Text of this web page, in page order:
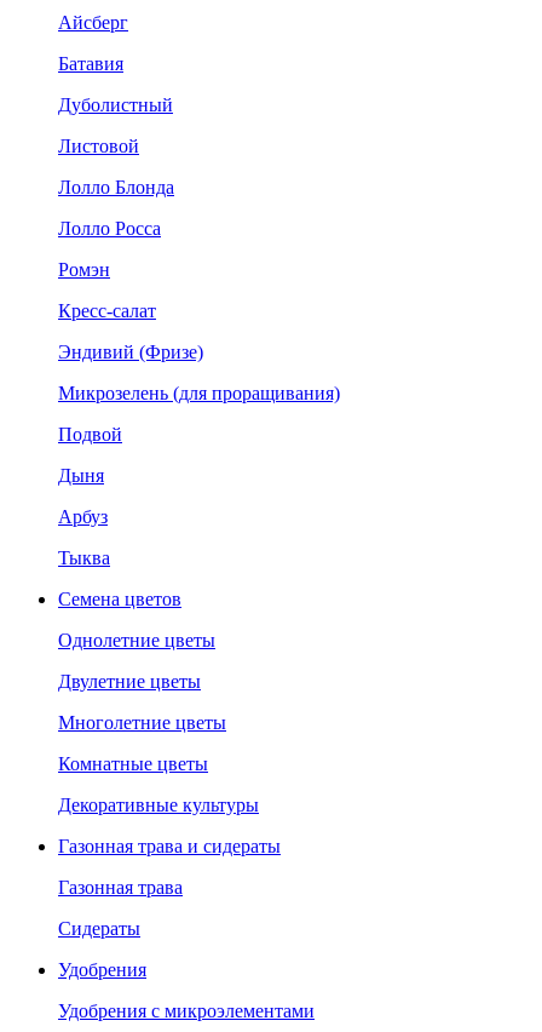
Айсберг
Батавия
Дуболистный
Листовой
Лолло Блонда
Лолло Росса
Ромэн
Кресс-салат
Эндивий (Фризе)
Микрозелень (для проращивания)
Подвой
Дыня
Арбуз
Тыква
Семена цветов
Однолетние цветы
Двулетние цветы
Многолетние цветы
Комнатные цветы
Декоративные культуры
Газонная трава и сидераты
Газонная трава
Сидераты
Удобрения
Удобрения с микроэлементами